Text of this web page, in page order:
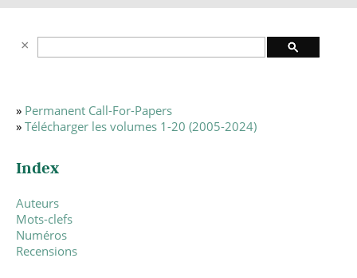
» Permanent Call-For-Papers
» Télécharger les volumes 1-20 (2005-2024)
Index
Auteurs
Mots-clefs
Numéros
Recensions